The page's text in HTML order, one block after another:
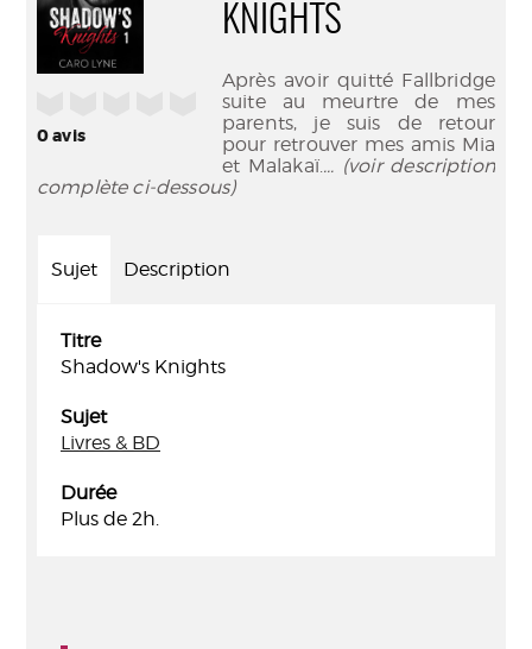
0avis
KNIGHTS
Après avoir quitté Fallbridge
suite au meurtre de mes
parents, je suis de retour
pour retrouver mes amis Mia
et Malakaï.... (voir description
complète ci-dessous)
Sujet Description
Titre
Shadow's Knights
Sujet
Livres & BD
Durée
Plus de 2h.